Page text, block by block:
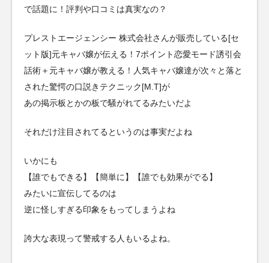
で話題に！評判や口コミは真実なの？
プレストエージェンシー 株式会社さんが販売している[セ
ット版]元キャバ嬢が伝える！7ポイント恋愛モード誘引会
話術＋元キャバ嬢が教える！人気キャバ嬢達が次々と落と
された驚愕の口説きテクニック[M.T]が
あの掲示板とかの板で騒がれてるみたいだよ
それだけ注目されてるというのは事実だよね
いかにも
【誰でもできる】【簡単に】【誰でも効果がでる】
みたいに宣伝してるのは
逆に怪しすぎる印象をもってしまうよね
誇大な表現って警戒する人もいるよね。